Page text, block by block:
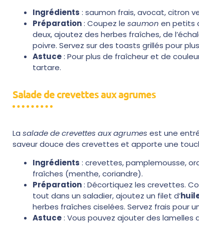
Ingrédients : saumon frais, avocat, citron
Préparation: Coupez le saumon en petits
deux, ajoutez des herbes fraîches, de
poivre. Servez sur des toasts grillés pour
Astuce: Pour plus de fraîcheur et de
tartare.
Salade de crevettes aux agrumes
La salade de crevettes aux agrumes est une
saveur douce des crevettes et apporte une
Ingrédients : crevettes, pamplemousse,
fraîches (menthe, coriandre).
Préparation: Décortiquez les crevettes.
tout dans un saladier, ajoutez un filet d’
herbes fraîches ciselées. Servez frais pour
Astuce: Vous pouvez ajouter des lamelles